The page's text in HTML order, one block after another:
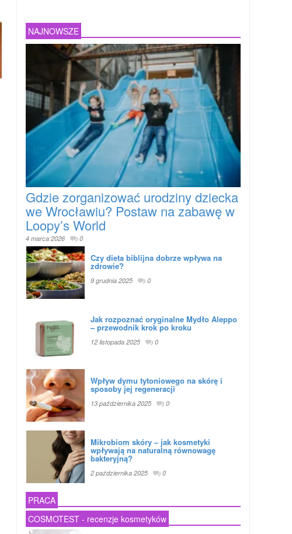
NAJNOWSZE
Gdzie zorganizować urodziny dziecka
we Wrocławiu? Postaw na zabawę w
Loopy’s World
4 marca 2026 0
Czy dieta biblijna dobrze wpływa na
zdrowie?
9 grudnia 2025 0
Jak rozpoznać oryginalne Mydło Aleppo
– przewodnik krok po kroku
12 listopada 2025 0
Wpływ dymu tytoniowego na skórę i
sposoby jej regeneracji
13 października 2025 0
Mikrobiom skóry – jak kosmetyki
wpływają na naturalną równowagę
bakteryjną?
2 października 2025 0
PRACA
COSMOTEST - recenzje kosmetyków